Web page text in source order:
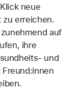
neue
zu erreichen.
auf
ihre
und